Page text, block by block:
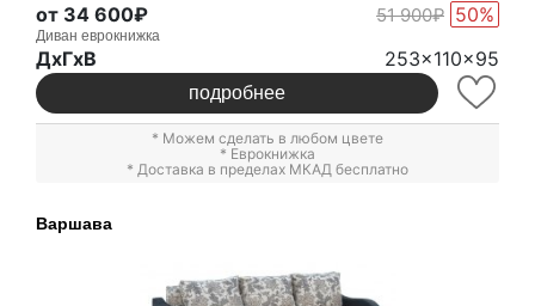
от 34 600₽ 51 900₽ 50%
Диван еврокнижка
ДxГxВ 253x110x95
подробнее
* Можем сделать в любом цвете
* Еврокнижка
* Доставка в пределах МКАД бесплатно
Варшава